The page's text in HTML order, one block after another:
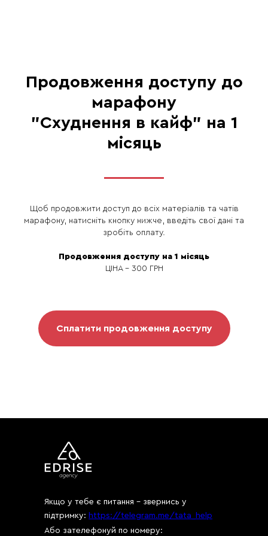
Продовження доступу до
марафону
"Схуднення в кайф" на 1
місяць
Щоб продовжити доступ до всіх матеріалів та чатів
марафону, натисніть кнопку нижче, введіть свої дані та
зробіть оплату.
Продовження доступу на 1 місяць
ЦІНА - 300 ГРН
Сплатити продовження доступу
Якщо у тебе є питання - звернись у
підтримку: https://telegram.me/tata_help
Або зателефонуй по номеру: